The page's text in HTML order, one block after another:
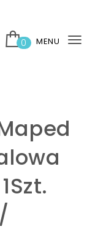
0 MENU